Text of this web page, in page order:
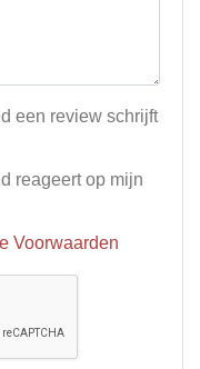
een review schrijft
reageert op mijn
Voorwaarden